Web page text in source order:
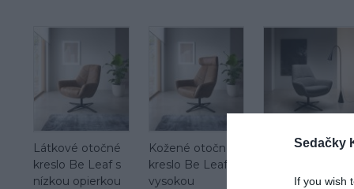
Sedačky
If you wish
Látkové otočné
kreslo Be Leaf s
nízkou opierkou
Kožené otočné
kreslo Be Leaf s
vysokou
Látkové otočné
s nízkou